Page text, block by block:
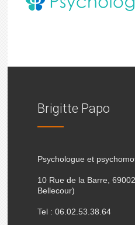
Brigitte Papo
Psychologue et
10 Rue de la Barre,
Bellecour)
Tel : 06.02.53.38.64